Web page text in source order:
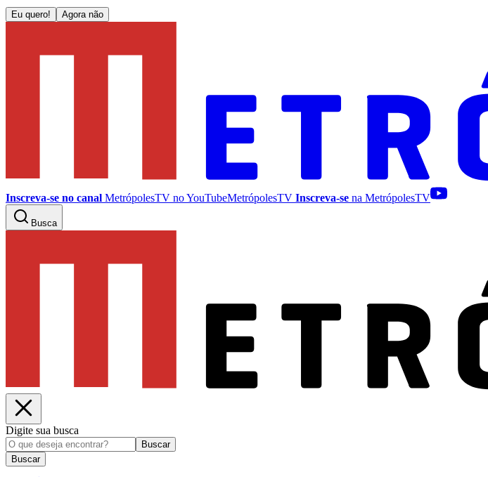
Eu quero! Agora não
Inscreva-se no canal MetrópolesTV noYouTubeMetrópolesTV Inscreva-se na MetrópolesTV
Busca
Digite sua busca
Buscar
Buscar